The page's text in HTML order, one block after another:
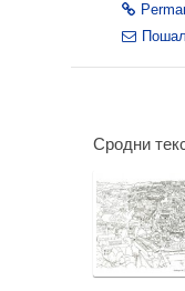
Сродни